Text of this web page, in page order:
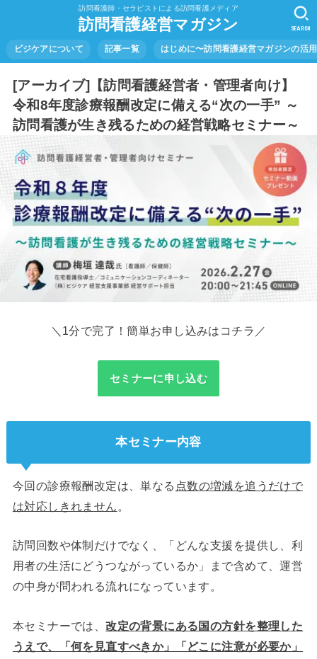
訪問看護師・セラピストによる訪問看護メディア
訪問看護経営マガジン
ビジケアについて 記事一覧 はじめに〜訪問看護経営マガジンの活
SEARCH
[アーカイブ]【訪問看護経営者・管理者向け】
令和8年度診療報酬改定に備える“次の一手” ～
訪問看護が生き残るための経営戦略セミナー～
＼1分で完了！簡単お申し込みはコチラ／
セミナーに申し込む
本セミナー内容
今回の診療報酬改定は、単なる 点数の増減を追うだけで
は対応しきれません 。
訪問回数や体制だけでなく、「どんな支援を提供し、利
用者の生活にどうつながっているか」まで含めて、運営
の中身が問われる流れになっています。
本セミナーでは、改定の背景にある国の方針を整理した
うえで、「何を見直すべきか」「どこに注意が必要か」